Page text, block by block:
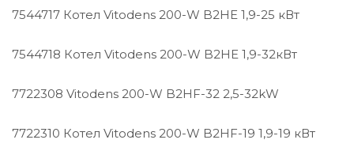
7544717 Котел Vitodens 200-W B2HE 1,9-25 кВт
7544718 Котел Vitodens 200-W B2HE 1,9-32кВт
7722308 Vitodens 200-W B2HF-32 2,5-32kW
7722310 Котел Vitodens 200-W B2HF-19 1,9-19 кВт